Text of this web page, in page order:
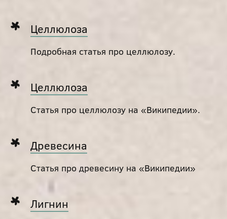
Целлюлоза
Подробная статья про целлюлозу.
Целлюлоза
Статья про целлюлозу на «Википедии».
Древесина
Статья про древесину на «Википедии»
Лигнин